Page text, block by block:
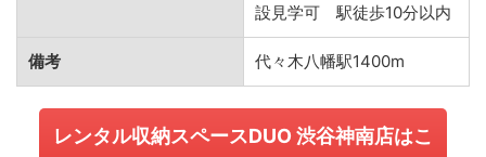
設見学可 駅徒歩10分以内
備考 代々木八幡駅1400m
レンタル収納スペースDUO 渋谷神南店はこ